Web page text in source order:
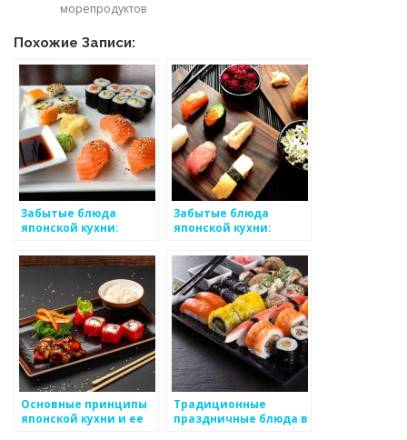
морепродуктов
Похожие Записи:
Забытые блюда
японской кухни:
исторических
рецептов
Забытые блюда
японской кухни:
исторических
рецептов
Основные принципы
японской кухни и ее
Традиционные
праздничные блюда в